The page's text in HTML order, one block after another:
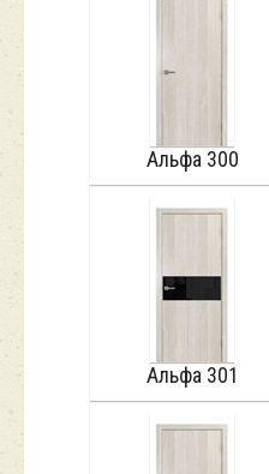
Альфа 300
Альфа 301